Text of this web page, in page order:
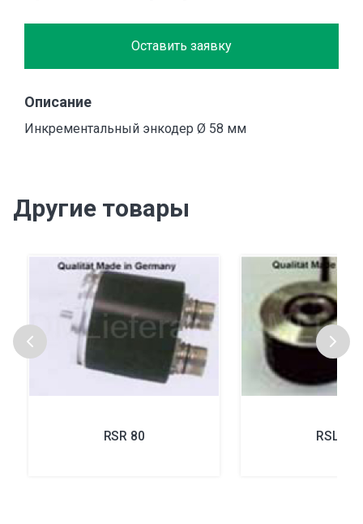
Оставить заявку
Описание
Инкрементальный энкодер Ø 58 мм
Другие товары
RSR 80 RSL 58